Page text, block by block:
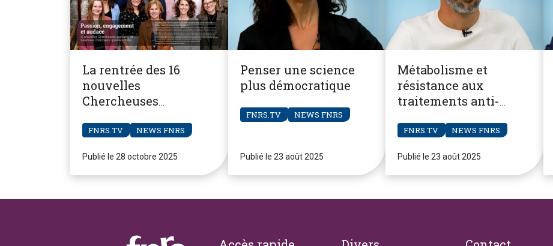
La rentrée des 16
nouvelles
Chercheuses
nouveaux Chercheurs
FNRS.TV NEWS FNRS
Publié le 28 octobre 2025
Penser une science
plus démocratique
FNRS.TV NEWS FNRS
Publié le 23 août 2025
Métabolisme et
résistance aux
traitements anti-
FNRS.TV NEWS FNRS
Publié le 23 août 2025
Footer